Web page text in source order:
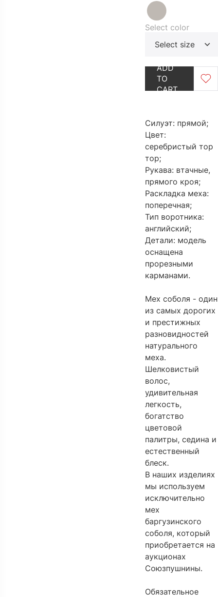
Select color
Select size
ADD
TO
CART
Силуэт: прямой;
Цвет:
серебристый тор
тор;
Рукава: втачные,
прямого кроя;
Раскладка меха:
поперечная;
Тип воротника:
английский;
Детали: модель
оснащена
прорезными
карманами.
Мех соболя - один
из самых дорогих
и престижных
разновидностей
натурального
меха.
Шелковистый
волос,
удивительная
легкость,
богатство
цветовой
палитры, седина и
естественный
блеск.
В наших изделиях
мы используем
исключительно
мех
баргузинского
соболя, который
приобретается на
аукционах
Союзпушнины.
Обязательное